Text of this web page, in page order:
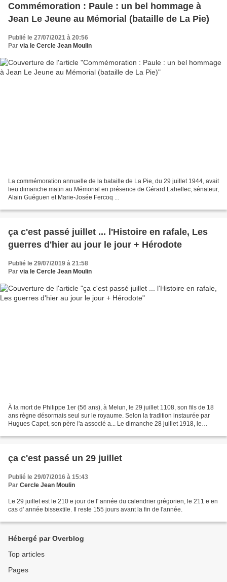
Commémoration : Paule : un bel hommage à
Jean Le Jeune au Mémorial (bataille de La Pie)
Publié le 27/07/2021 à 20:56
Par via le Cercle Jean Moulin
La commémoration annuelle de la bataille de La Pie, du 29 juillet 1944, avait
lieu dimanche matin au Mémorial en présence de Gérard Lahellec, sénateur,
Alain Guéguen et Marie-Josée Fercoq ...
ça c'est passé juillet ... l'Histoire en rafale, Les
guerres d'hier au jour le jour + Hérodote
Publié le 29/07/2019 à 21:58
Par via le Cercle Jean Moulin
À la mort de Philippe 1er (56 ans), à Melun, le 29 juillet 1108, son fils de 18
ans règne désormais seul sur le royaume. Selon la tradition instaurée par
Hugues Capet, son père l'a associé a... Le dimanche 28 juillet 1918, le
ça c'est passé un 29 juillet
Publié le 29/07/2016 à 15:43
Par Cercle Jean Moulin
Le 29 juillet est le 210 e jour de l' année du calendrier grégorien, le 211 e en
cas d' année bissextile. Il reste 155 jours avant la fin de l'année.
Hébergé par Overblog
Top articles
Pages